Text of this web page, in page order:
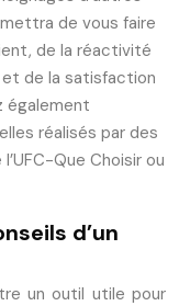
de vous faire
de la réactivité
de la satisfaction
également
réalisés par des
Que Choisir ou
d’un
un outil utile pour